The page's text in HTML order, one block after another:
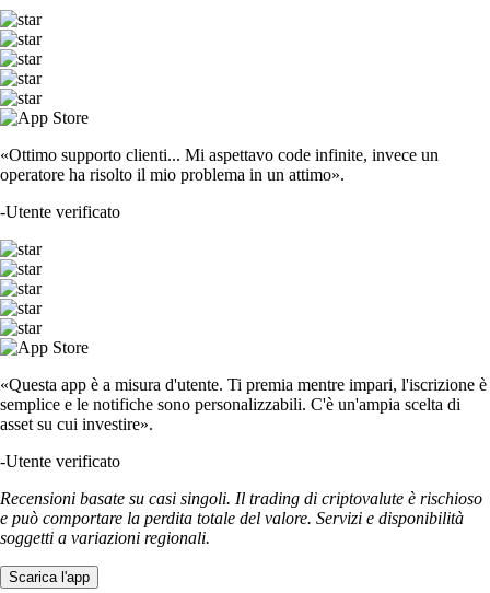
«Ottimo supporto clienti... Mi aspettavo code infinite, invece un
operatore ha risolto il mio problema in un attimo».
-Utente verificato
«Questa app è a misura d'utente. Ti premia mentre impari, l'iscrizione è
semplice e le notifiche sono personalizzabili. C'è un'ampia scelta di
asset su cui investire».
-Utente verificato
Recensioni basate su casi singoli. Il trading di criptovalute è rischioso
e può comportare la perdita totale del valore. Servizi e disponibilità
soggetti a variazioni regionali.
Scarica l'app